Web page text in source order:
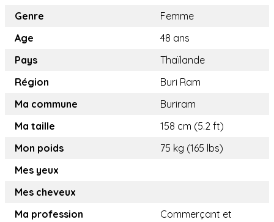
Genre
Femme
Age
48 ans
Pays
Thaïlande
Région
Buri Ram
Ma commune
Buriram
Ma taille
158 cm (5.2 ft)
Mon poids
75 kg (165 lbs)
Mes yeux
Mes cheveux
Ma profession
Commerçant et